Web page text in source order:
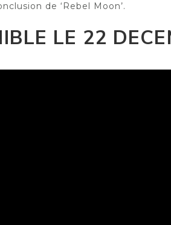
de ‘Rebel Moon’.
LE 22